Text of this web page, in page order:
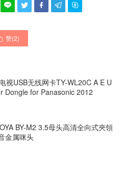
    
赞(2)
视USB无线网卡TY-WL20C A E U
Dongle for Panasonic 2012
BY-M2 3.5母头高清全向式夾領
金属咪头